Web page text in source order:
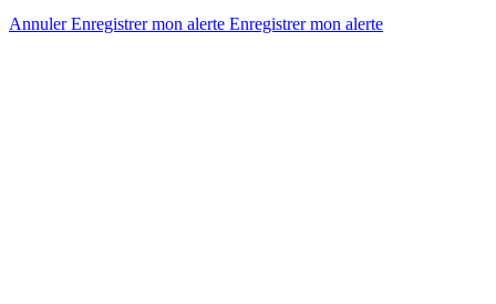
AnnulerEnregistrer mon alerte Enregistrermon alerte